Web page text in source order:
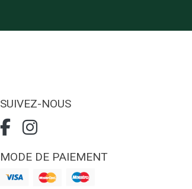
SUIVEZ-NOUS
MODE DE PAIEMENT